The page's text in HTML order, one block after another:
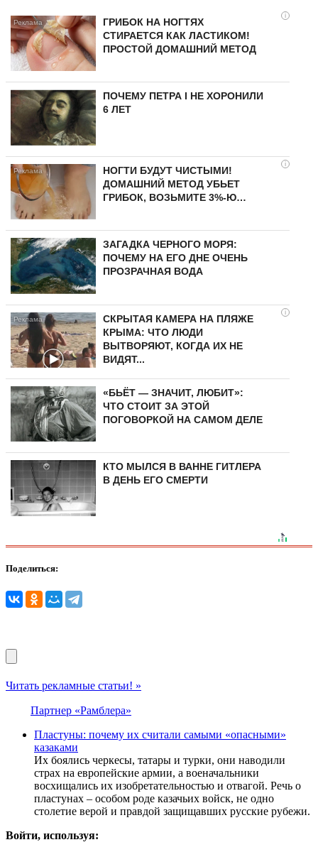
i
ГРИБОК НА НОГТЯХ
СТИРАЕТСЯ КАК ЛАСТИКОМ!
ПРОСТОЙ ДОМАШНИЙ МЕТОД
ПОЧЕМУ ПЕТРА I НЕ ХОРОНИЛИ
6 ЛЕТ
i
НОГТИ БУДУТ ЧИСТЫМИ!
ДОМАШНИЙ МЕТОД УБЬЕТ
ГРИБОК, ВОЗЬМИТЕ 3%-Ю…
ЗАГАДКА ЧЕРНОГО МОРЯ:
ПОЧЕМУ НА ЕГО ДНЕ ОЧЕНЬ
ПРОЗРАЧНАЯ ВОДА
i
СКРЫТАЯ КАМЕРА НА ПЛЯЖЕ
КРЫМА: ЧТО ЛЮДИ
ВЫТВОРЯЮТ, КОГДА ИХ НЕ
ВИДЯТ...
«БЬЁТ — ЗНАЧИТ, ЛЮБИТ»:
ЧТО СТОИТ ЗА ЭТОЙ
ПОГОВОРКОЙ НА САМОМ ДЕЛЕ
КТО МЫЛСЯ В ВАННЕ ГИТЛЕРА
В ДЕНЬ ЕГО СМЕРТИ
Поделиться:
Читать рекламные статьи! »
Партнер «Рамблера»
Пластуны: почему их считали самыми «опасными»
казаками
Их боялись черкесы, татары и турки, они наводили
страх на европейские армии, а военачальники
восхищались их изобретательностью и отвагой. Речь о
пластунах – особом роде казачьих войск, не одно
столетие верой и правдой защищавших русские рубежи.
Войти, используя: